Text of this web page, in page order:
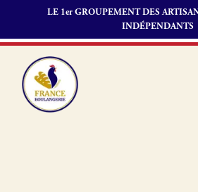
LE 1er GROUPEMENT DES
INDÉPENDANTS